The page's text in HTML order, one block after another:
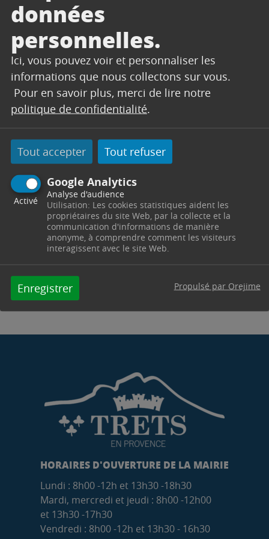
données
personnelles.
Ici, vous pouvez voir et personnaliser les
informations que nous collectons sur vous.
Pour en savoir plus, merci de lire notre
politique de confidentialité.
Tout accepter Tout refuser
Google Analytics
Activé
Analyse d'audience
Utilisation: Les cookies statistiques aident les
propriétaires du site Web, par la collecte et la
communication d'informations de manière
anonyme, à comprendre comment les visiteurs
interagissent avec le site Web.
Enregistrer Propulsé par Orejime
NOS CARTES
INTERACTIVES
Liste des établissements scolaires
listes des commerçants
liste des associations
HORAIRES D'OUVERTURE DE LA MAIRIE
Lundi : 8h00 -12h et 13h30 -18h30
Mardi, mercredi et jeudi : 8h00 -12h00
et 13h30 -17h30
Vendredi : 8h00 -12h et 13h30 - 16h30